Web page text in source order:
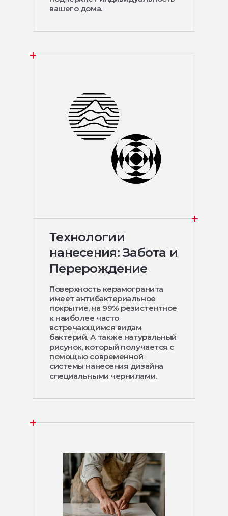
вашего дома.
Технологии
нанесения: Забота и
Перерождение
Поверхность керамогранита
имеет антибактериальное
покрытие, на 99% резистентное
к наиболее часто
встречающимся видам
бактерий. А также натуральный
рисунок, который получается с
помощью современной
системы нанесения дизайна
специальными чернилами.